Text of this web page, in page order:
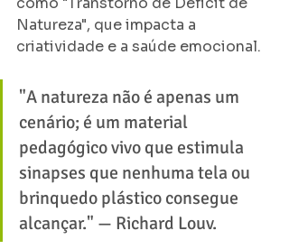
Natureza", que impacta a
criatividade e a saúde emocional.
​"A natureza não é apenas um
cenário; é um material
pedagógico vivo que estimula
sinapses que nenhuma tela ou
brinquedo plástico consegue
alcançar." — Richard Louv.